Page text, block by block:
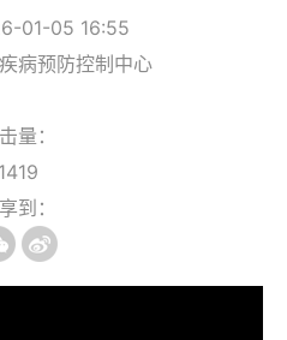
01-05 16:55
病预防控制中心
量：
1419
到：